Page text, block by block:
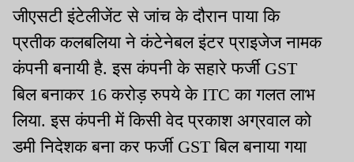
जीएसटी इंटेलीजेंट से जांच के दौरान पाया कि
प्रतीक कलबलिया ने कंटेनेबल इंटर प्राइजेज नामक
कंपनी बनायी है. इस कंपनी के सहारे फर्जी GST
बिल बनाकर 16 करोड़ रुपये के ITC का गलत लाभ
लिया. इस कंपनी में किसी वेद प्रकाश अग्रवाल को
डमी निदेशक बना कर फर्जी GST बिल बनाया गया